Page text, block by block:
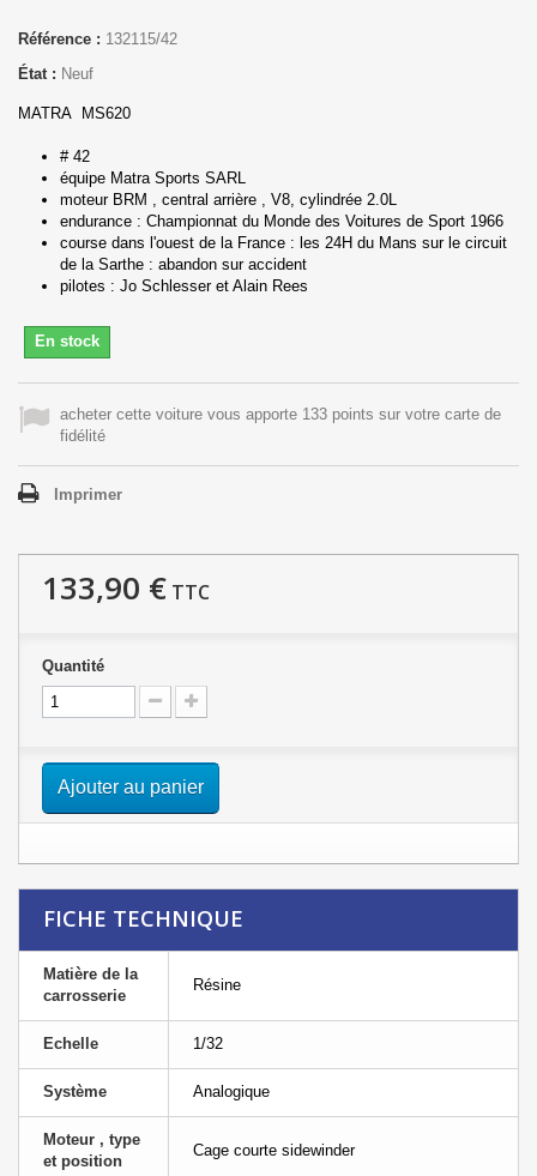
Référence : 132115/42
État : Neuf
MATRA MS620
# 42
équipe Matra Sports SARL
moteur BRM , central arrière , V8, cylindrée 2.0L
endurance : Championnat du Monde des Voitures de Sport 1966
course dans l'ouest de la France : les 24H du Mans sur le circuit
de la Sarthe : abandon sur accident
pilotes : Jo Schlesser et Alain Rees
En stock
acheter cette voiture vous apporte 133 points sur votre carte de
fidélité
Imprimer
133,90 € TTC
Quantité
Ajouter au panier
FICHE TECHNIQUE
Matière de la
carrosserie
Résine
Echelle 1/32
Système Analogique
Moteur , type
et position
Cage courte sidewinder